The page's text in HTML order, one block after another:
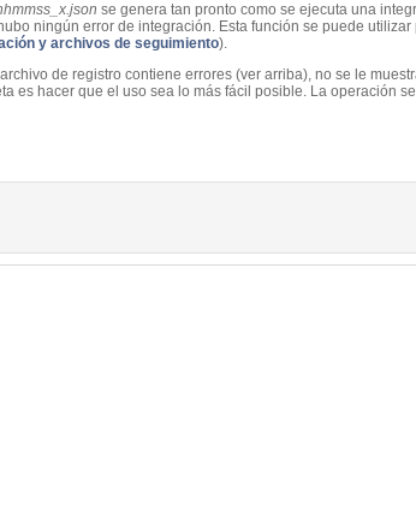
se genera tan pronto como se ejecuta una
ningún error de integración. Esta función se puede
y archivos de seguimiento).
de registro contiene errores (ver arriba), no se le
es hacer que el uso sea lo más fácil posible. La operación